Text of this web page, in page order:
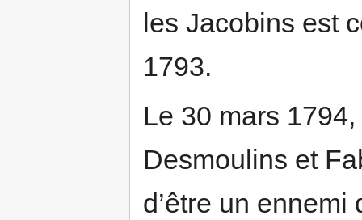
les Jacobins est
1793.
Le 30 mars
Desmoulins et
d’être un